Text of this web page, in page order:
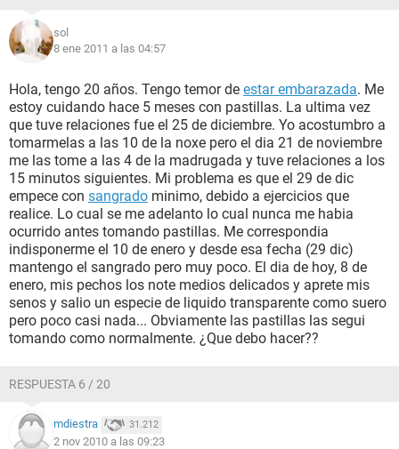
sol
8 ene 2011 a las 04:57
Hola, tengo 20 años. Tengo temor de estar embarazada. Me
estoy cuidando hace 5 meses con pastillas. La ultima vez
que tuve relaciones fue el 25 de diciembre. Yo acostumbro a
tomarmelas a las 10 de la noxe pero el dia 21 de noviembre
me las tome a las 4 de la madrugada y tuve relaciones a los
15 minutos siguientes. Mi problema es que el 29 de dic
empece con sangrado minimo, debido a ejercicios que
realice. Lo cual se me adelanto lo cual nunca me habia
ocurrido antes tomando pastillas. Me correspondia
indisponerme el 10 de enero y desde esa fecha (29 dic)
mantengo el sangrado pero muy poco. El dia de hoy, 8 de
enero, mis pechos los note medios delicados y aprete mis
senos y salio un especie de liquido transparente como suero
pero poco casi nada... Obviamente las pastillas las segui
tomando como normalmente. ¿Que debo hacer??
RESPUESTA 6 / 20
mdiestra 31.212
2 nov 2010 a las 09:23